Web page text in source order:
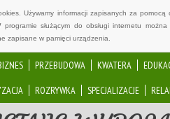
Używamy informacji zapisanych za
programie służącym do obsługi internetu
zapisane w pamięci urządzenia.
PRZEBUDOWA KWATERA
ROZRYWKA SPECJALIZACJE